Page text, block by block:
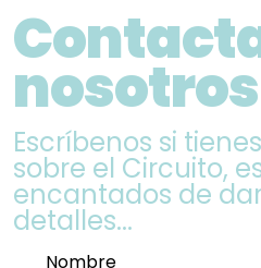
nosotros
Escríbenos si
sobre el Circuito,
encantados de
detalles...
Nombre